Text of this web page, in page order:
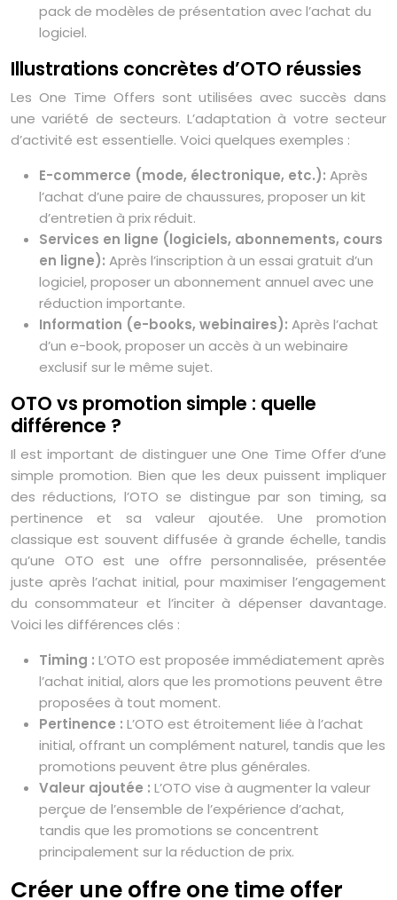
pack de modèles de présentation avec l’achat du
logiciel.
Illustrations concrètes d’OTO réussies
Les One Time Offers sont utilisées avec succès dans
une variété de secteurs. L’adaptation à votre secteur
d’activité est essentielle. Voici quelques exemples :
E-commerce (mode, électronique, etc.): Après
l’achat d’une paire de chaussures, proposer un kit
d’entretien à prix réduit.
Services en ligne (logiciels, abonnements, cours
en ligne): Après l’inscription à un essai gratuit d’un
logiciel, proposer un abonnement annuel avec une
réduction importante.
Information (e-books, webinaires): Après l’achat
d’un e-book, proposer un accès à un webinaire
exclusif sur le même sujet.
OTO vs promotion simple : quelle
différence ?
Il est important de distinguer une One Time Offer d’une
simple promotion. Bien que les deux puissent impliquer
des réductions, l’OTO se distingue par son timing, sa
pertinence et sa valeur ajoutée. Une promotion
classique est souvent diffusée à grande échelle, tandis
qu’une OTO est une offre personnalisée, présentée
juste après l’achat initial, pour maximiser l’engagement
du consommateur et l’inciter à dépenser davantage.
Voici les différences clés :
Timing : L’OTO est proposée immédiatement après
l’achat initial, alors que les promotions peuvent être
proposées à tout moment.
Pertinence : L’OTO est étroitement liée à l’achat
initial, offrant un complément naturel, tandis que les
promotions peuvent être plus générales.
Valeur ajoutée : L’OTO vise à augmenter la valeur
perçue de l’ensemble de l’expérience d’achat,
tandis que les promotions se concentrent
principalement sur la réduction de prix.
Créer une offre one time offer